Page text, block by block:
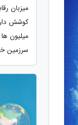
کوشش
سرزمین